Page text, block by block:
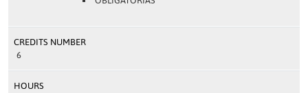
CREDITS NUMBER
6
HOURS